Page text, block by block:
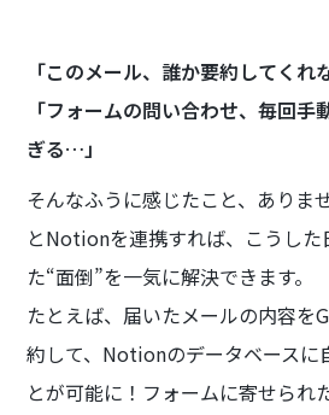
「このメール、誰か要約してくれ
「フォームの問い合わせ、毎回
ぎる…」
そんなふうに感じたこと、ありま
とNotionを連携すれば、こうした
た“面倒”を一気に解決できます。
たとえば、届いたメールの内容を
約して、Notionのデータベースに
とが可能に！フォームに寄せられ